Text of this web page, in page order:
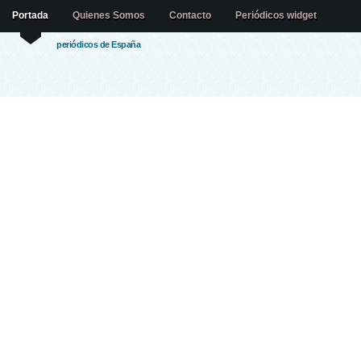
periódicos de España
Portada Quienes Somos Contacto Periódicos widget